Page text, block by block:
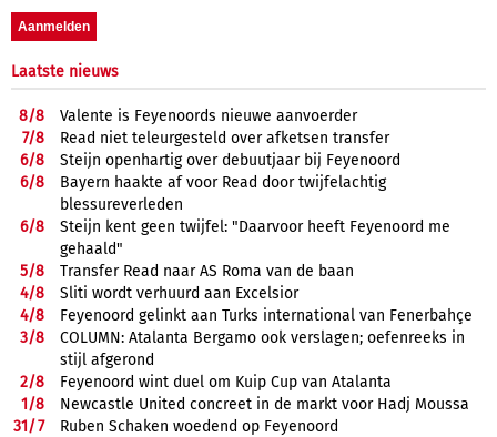
Laatste nieuws
8/8
Valente is Feyenoords nieuwe aanvoerder
7/8
Read niet teleurgesteld over afketsen transfer
6/8
Steijn openhartig over debuutjaar bij Feyenoord
6/8
Bayern haakte af voor Read door twijfelachtig
blessureverleden
6/8
Steijn kent geen twijfel: "Daarvoor heeft Feyenoord me
gehaald"
5/8
Transfer Read naar AS Roma van de baan
4/8
Sliti wordt verhuurd aan Excelsior
4/8
Feyenoord gelinkt aan Turks international van Fenerbahçe
3/8
COLUMN: Atalanta Bergamo ook verslagen; oefenreeks in
stijl afgerond
2/8
Feyenoord wint duel om Kuip Cup van Atalanta
1/8
Newcastle United concreet in de markt voor Hadj Moussa
31/7
Ruben Schaken woedend op Feyenoord